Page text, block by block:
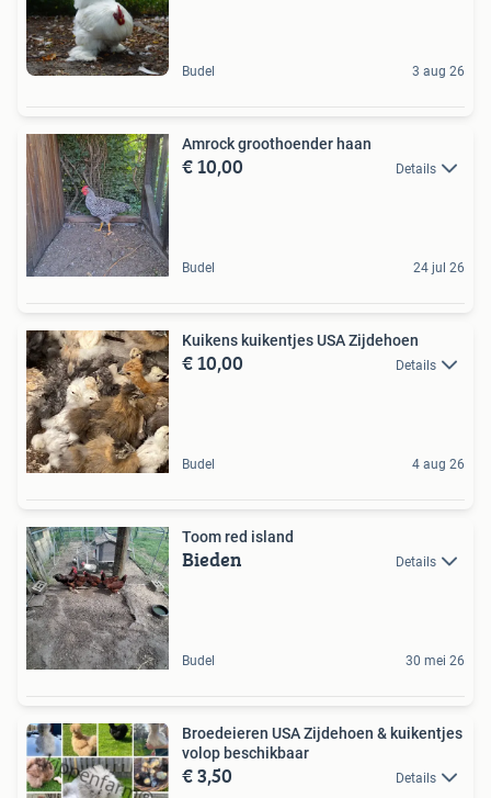
Budel 3 aug 26
Amrock groothoender haan
€ 10,00 Details
Budel 24 jul 26
Kuikens kuikentjes USA Zijdehoen
€ 10,00 Details
Budel 4 aug 26
Toom red island
Bieden Details
Budel 30 mei 26
Broedeieren USA Zijdehoen & kuikentjes
volop beschikbaar
€ 3,50 Details